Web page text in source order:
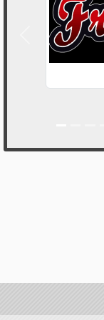
Précedent